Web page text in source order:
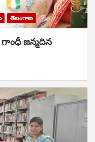
తెలంగాణ
జ‌న్మ‌దిన